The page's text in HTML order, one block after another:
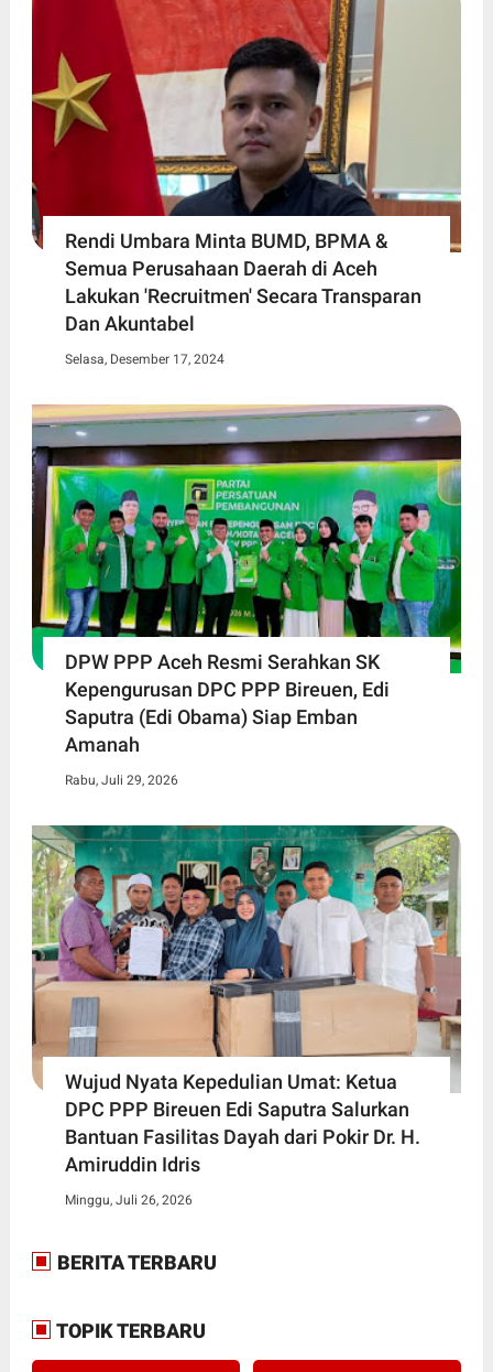
Rendi Umbara Minta BUMD, BPMA &
Semua Perusahaan Daerah di Aceh
Lakukan 'Recruitmen' Secara Transparan
Dan Akuntabel
Selasa, Desember 17, 2024
DPW PPP Aceh Resmi Serahkan SK
Kepengurusan DPC PPP Bireuen, Edi
Saputra (Edi Obama) Siap Emban
Amanah
Rabu, Juli 29, 2026
Wujud Nyata Kepedulian Umat: Ketua
DPC PPP Bireuen Edi Saputra Salurkan
Bantuan Fasilitas Dayah dari Pokir Dr. H.
Amiruddin Idris
Minggu, Juli 26, 2026
BERITA TERBARU
TOPIK TERBARU